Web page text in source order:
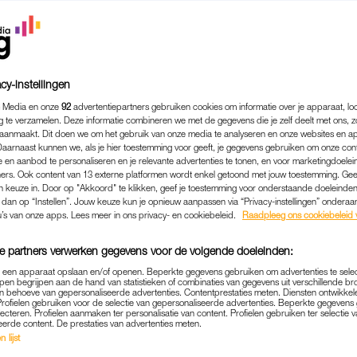
OGEN KINDEREN
TE
BINNENLAND UPDATE
16-07-2025 | MARTINE FINDHAMMER-SCHUT
klaarlichte dag in Gouda is dinsdagmiddag een
haar 54-jarige ex-man, werd die avond
instellingen
en onze 92 advertentiepartners gebruiken cookies om informatie over je apparaat,
te verzamelen. Deze informatie combineren we met de gegevens die je zelf deelt met ons,
Dit doen we om het gebruik van onze media te analyseren en onze websites en
kunnen we, als je hier toestemming voor geeft, je gegevens gebruiken om onze
en aanbod te personaliseren en je relevante advertenties te tonen, en voor
Ook content van 13 externe platformen wordt enkel getoond met jouw toestemming.
keuze in. Door op "Akkoord" te klikken, geef je toestemming voor onderstaande
op “Instellen”. Jouw keuze kun je opnieuw aanpassen via “Privacy-instellingen”
van onze apps. Lees meer in ons privacy- en cookiebeleid.
Raadpleeg ons cookiebeleid
partners verwerken gegevens voor de volgende doeleinden:
apparaat opslaan en/of openen. Beperkte gegevens gebruiken om advertenties te
begrijpen aan de hand van statistieken of combinaties van gegevens uit verschillende
behoeve van gepersonaliseerde advertenties. Contentprestaties meten. Diensten
gebruiken voor de selectie van gepersonaliseerde advertenties. Beperkte
Profielen aanmaken ter personalisatie van content. Profielen gebruiken ter selectie
content. De prestaties van advertenties meten.
lijst